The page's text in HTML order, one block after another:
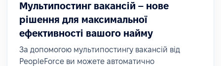
Мультипостинг вакансій – нове
рішення для максимальної
ефективності вашого найму
За допомогою мультипостингу вакансій від
PeopleForce ви можете автоматично